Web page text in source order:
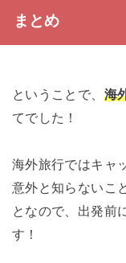
まとめ
ということで、 海
てでした！
海外旅行ではキャ
意外と知らないこ
となので、出発前
す！